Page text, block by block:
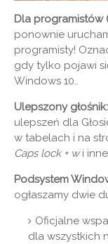
Dla programistów
ponownie
programisty!
gdy tylko pojawi
Windows 10..
Ulepszony głośnik:
ulepszeń dla
w tabelach i na
Caps lock + wi
Podsystem
ogłaszamy dwie
Oficjalne
dla wszystkich